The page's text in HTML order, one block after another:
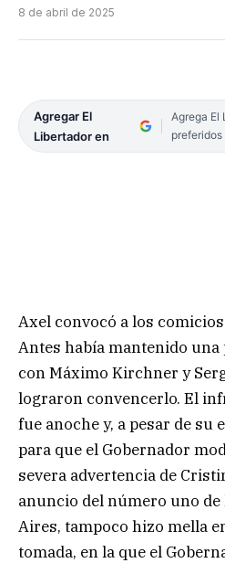
8 de abril de 2025
Agregar El
Libertador en
Agrega El
preferidos
Axel convocó a los
Antes había mantenido
con Máximo Kirchner y
lograron convencerlo. El
fue anoche y, a pesar de
para que el Gobernador
severa advertencia de
anuncio del número uno de
Aires, tampoco hizo mella
tomada, en la que el